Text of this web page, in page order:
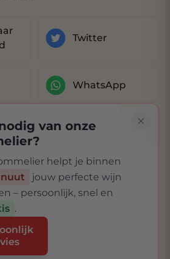
Twitter
WhatsApp
van onze
helpt je binnen
jouw perfecte wijn
– persoonlijk, snel en
.